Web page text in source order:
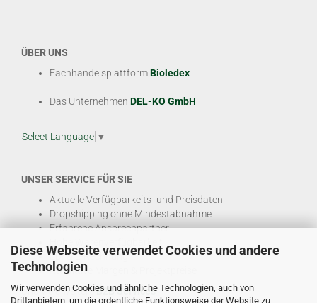
Diese Webseite verwendet Cookies und andere
Technologien
Wir verwenden Cookies und ähnliche Technologien, auch von
Drittanbietern, um die ordentliche Funktionsweise der Website zu
ÜBER UNS
FachhandelsplattformBioledex
Das Unternehmen DEL-KO GmbH
Select Language ▼
UNSER SERVICE FÜR SIE
Aktuelle Verfügbarkeits- und Preisdaten
Dropshipping ohne Mindestabnahme
Erfahrene Ansprechpartner
Hohe Warenverfügbarkeit
EDI & E-Rechnung
Attraktive Margen & Projektpreise
Und viele weitereB2B Services